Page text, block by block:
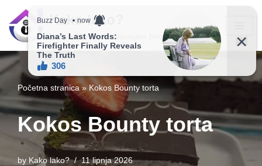
Skip
content
Kako lako?
Vaš vodič ka jednostavnijem životu!
Početna stranica » Kokos Bounty torta
Kokos Bounty torta
by Kako lako? 11 lipnja 2026